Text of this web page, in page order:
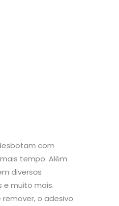
com
tempo. Além
diversas
e muito mais.
o adesivo